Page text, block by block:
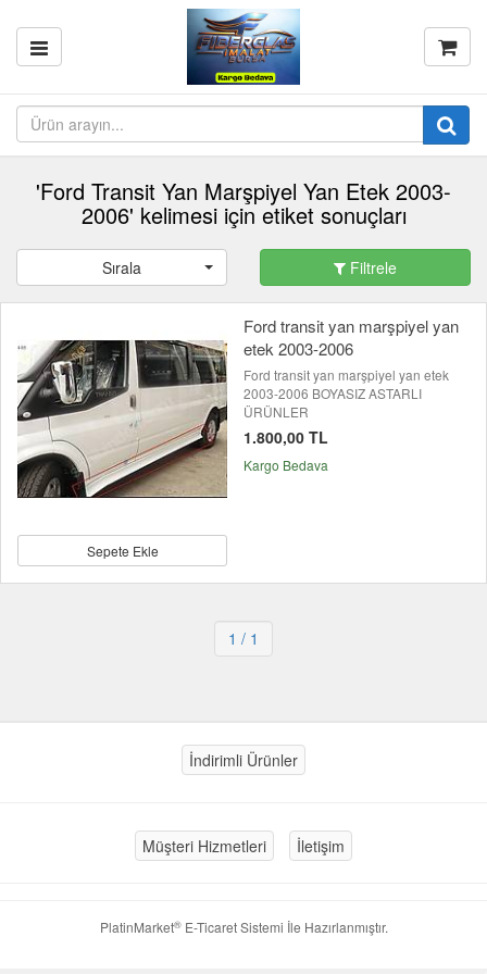
'Ford Transit Yan Marşpiyel Yan Etek 2003-
2006' kelimesi için etiket sonuçları
Sırala Filtrele
Sepete Ekle
Ford transit yan marşpiyel yan
etek 2003-2006
Ford transit yan marşpiyel yan etek
2003-2006 BOYASIZ ASTARLI
ÜRÜNLER
1.800,00 TL
Kargo Bedava
1 / 1
İndirimli Ürünler
Müşteri Hizmetleri İletişim
PlatinMarket®E-Ticaret Sistemi İle Hazırlanmıştır.